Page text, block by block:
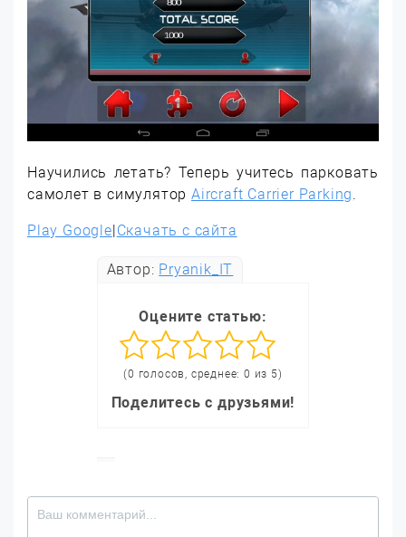
Научились летать? Теперь учитесь парковать
самолет в симуляторAircraft Carrier Parking
Play Google|Скачать с сайта
Автор: Pryanik_IT
Оцените статью:
(0 голосов, среднее: 0 из 5)
Поделитесь с друзьями!